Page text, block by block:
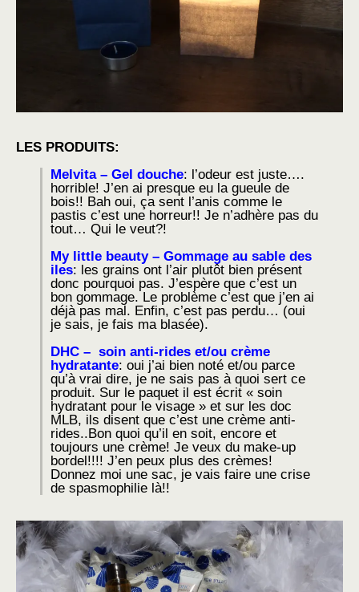
LES PRODUITS:
Melvita – Gel douche: l’odeur est juste….
horrible! J’en ai presque eu la gueule de
bois!! Bah oui, ça sent l’anis comme le
pastis c’est une horreur!! Je n’adhère pas du
tout… Qui le veut?!
My little beauty – Gommage au sable des
iles: les grains ont l’air plutôt bien présent
donc pourquoi pas. J’espère que c’est un
bon gommage. Le problème c’est que j’en ai
déjà pas mal. Enfin, c’est pas perdu… (oui
je sais, je fais ma blasée).
DHC – soin anti-rides et/ou crème
hydratante: oui j’ai bien noté et/ou parce
qu’à vrai dire, je ne sais pas à quoi sert ce
produit. Sur le paquet il est écrit « soin
hydratant pour le visage » et sur les doc
MLB, ils disent que c’est une crème anti-
rides..Bon quoi qu’il en soit, encore et
toujours une crème! Je veux du make-up
bordel!!!! J’en peux plus des crèmes!
Donnez moi une sac, je vais faire une crise
de spasmophilie là!!